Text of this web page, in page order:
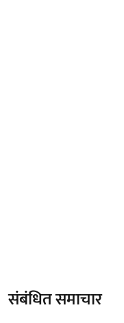
संबंधित समाचार